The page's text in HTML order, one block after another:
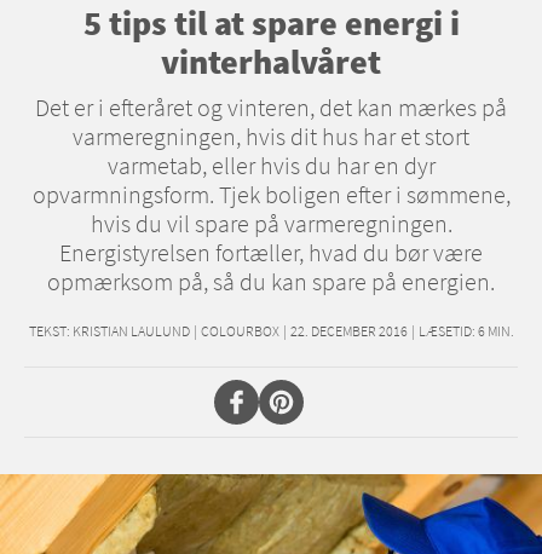
5 tips til at spare energi i
vinterhalvåret
Det er i efteråret og vinteren, det kan mærkes på
varmeregningen, hvis dit hus har et stort
varmetab, eller hvis du har en dyr
opvarmningsform. Tjek boligen efter i sømmene,
hvis du vil spare på varmeregningen.
Energistyrelsen fortæller, hvad du bør være
opmærksom på, så du kan spare på energien.
TEKST: KRISTIAN LAULUND | COLOURBOX | 22. DECEMBER 2016 | LÆSETID: 6 MIN.